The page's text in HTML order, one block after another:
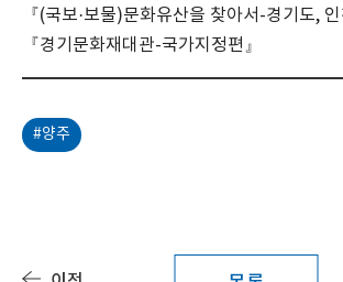
『(국보·보물)문화유산을 찾아서-경기도, 인
『경기문화재대관-국가지정편』
#양주